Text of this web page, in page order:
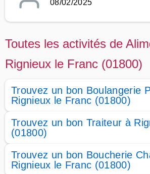
08/02/2025
Toutes les activités de
Rignieux le Franc (01800)
Trouvez un bon Boulangerie
Rignieux le Franc (01800)
Trouvez un bon Traiteur à
(01800)
Trouvez un bon Boucherie
Rignieux le Franc (01800)